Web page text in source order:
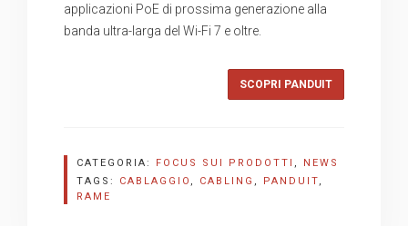
applicazioni PoE di prossima generazione alla
banda ultra-larga del Wi-Fi 7 e oltre.
SCOPRI PANDUIT
CATEGORIA: FOCUS SUI PRODOTTI , NEWS
TAGS: CABLAGGIO , CABLING , PANDUIT,
RAME